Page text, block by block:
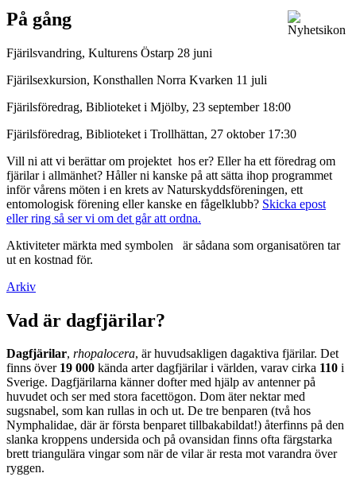
På gång
Fjärilsvandring, Kulturens Östarp 28 juni
Fjärilsexkursion, Konsthallen Norra Kvarken 11 juli
Fjärilsföredrag, Biblioteket i Mjölby, 23 september 18:00
Fjärilsföredrag, Biblioteket i Trollhättan, 27 oktober 17:30
Vill ni att vi berättar om projektet hos er? Eller ha ett föredrag om
fjärilar i allmänhet? Håller ni kanske på att sätta ihop programmet
inför vårens möten i en krets av Naturskyddsföreningen, ett
entomologisk förening eller kanske en fågelklubb? Skicka epost
eller ring så ser vi om det går att ordna.
Aktiviteter märkta med symbolen
är sådana som organisatören tar
ut en kostnad för.
Arkiv
Vad är dagfjärilar?
Dagfjärilar, rhopalocera, är huvudsakligen dagaktiva fjärilar. Det
finns över 19 000 kända arter dagfjärilar i världen, varav cirka 110 i
Sverige. Dagfjärilarna känner dofter med hjälp av antenner på
huvudet och ser med stora facettögon. Dom äter nektar med
sugsnabel, som kan rullas in och ut. De tre benparen (två hos
Nymphalidae, där är första benparet tillbakabildat!) återfinns på den
slanka kroppens undersida och på ovansidan finns ofta färgstarka
brett triangulära vingar som när de vilar är resta mot varandra över
ryggen.